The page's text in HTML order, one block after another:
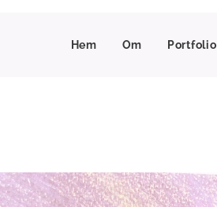
Hem Om Portfolio